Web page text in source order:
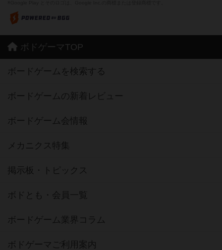
ボドゲーマTOP
ボードゲームを検索する
ボードゲームの新着レビュー
ボードゲーム会情報
メカニクス特集
掲示板・トピックス
ボドとも・会員一覧
ボードゲーム業界コラム
ボドゲーマご利用案内